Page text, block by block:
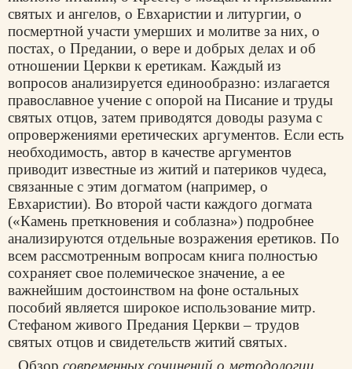
святых и ангелов, о Евхаристии и литургии, о
посмертной участи умерших и молитве за них, о
постах, о Предании, о вере и добрых делах и об
отношении Церкви к еретикам. Каждый из
вопросов анализируется единообразно: излагается
православное учение с опорой на Писание и труды
святых отцов, затем приводятся доводы разума с
опровержениями еретических аргументов. Если есть
необходимость, автор в качестве аргументов
приводит известные из житий и патериков чудеса,
связанные с этим догматом (например, о
Евхаристии). Во второй части каждого догмата
(«Камень преткновения и соблазна») подробнее
анализируются отдельные возражения еретиков. По
всем рассмотренным вопросам книга полностью
сохраняет свое полемическое значение, а ее
важнейшим достоинством на фоне остальных
пособий является широкое использование митр.
Стефаном живого Предания Церкви – трудов
святых отцов и свидетельств житий святых.
Обзорсовременных сочинений о методологии